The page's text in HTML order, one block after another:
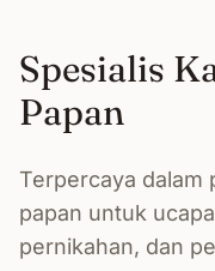
Spesialis
Papan
Terpercaya dalam
papan untuk
pernikahan, dan